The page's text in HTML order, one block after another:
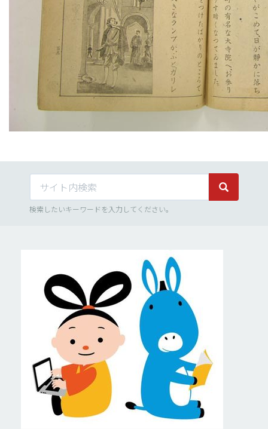
サイト内検索 サイト内
検索したいキーワードを入力してください。